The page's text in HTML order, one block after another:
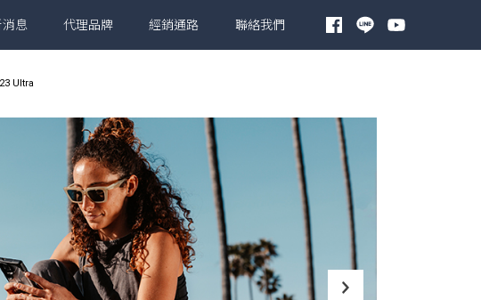
息 代理品牌 經銷通路 聯絡我們
Ultra